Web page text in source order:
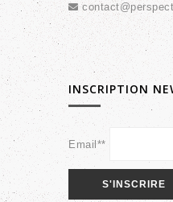
INSCRIPTION
Email**